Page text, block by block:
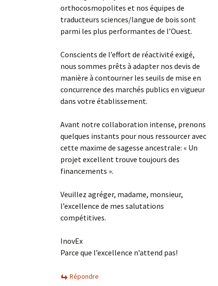
orthocosmopolites et nos équipes de
traducteurs sciences/langue de bois sont
parmi les plus performantes de l’Ouest.
Conscients de l’effort de réactivité exigé,
nous sommes prêts à adapter nos devis de
manière à contourner les seuils de mise en
concurrence des marchés publics en vigueur
dans votre établissement.
Avant notre collaboration intense, prenons
quelques instants pour nous ressourcer avec
cette maxime de sagesse ancestrale: « Un
projet excellent trouve toujours des
financements ».
Veuillez agréger, madame, monsieur,
l’excellence de mes salutations
compétitives.
InovEx
Parce que l’excellence n’attend pas!
Répondre